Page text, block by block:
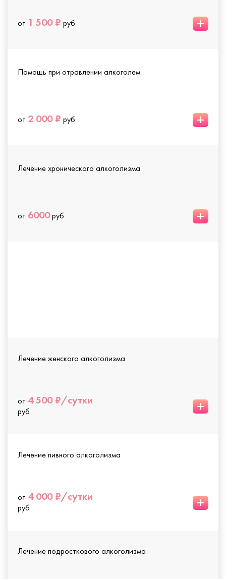
от 1 500 ₽ руб +
Помощь при отравлении алкоголем
от 2 000 ₽ руб +
Лечение хронического алкоголизма
от 6000руб +
Лечение женского алкоголизма
от 4 500 ₽/сутки
руб +
Лечение пивного алкоголизма
от 4 000 ₽/сутки
руб +
Лечение подросткового алкоголизма